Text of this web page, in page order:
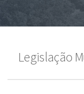
Legislação